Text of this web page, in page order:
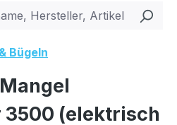
Bügeln
3500 (elektrisch